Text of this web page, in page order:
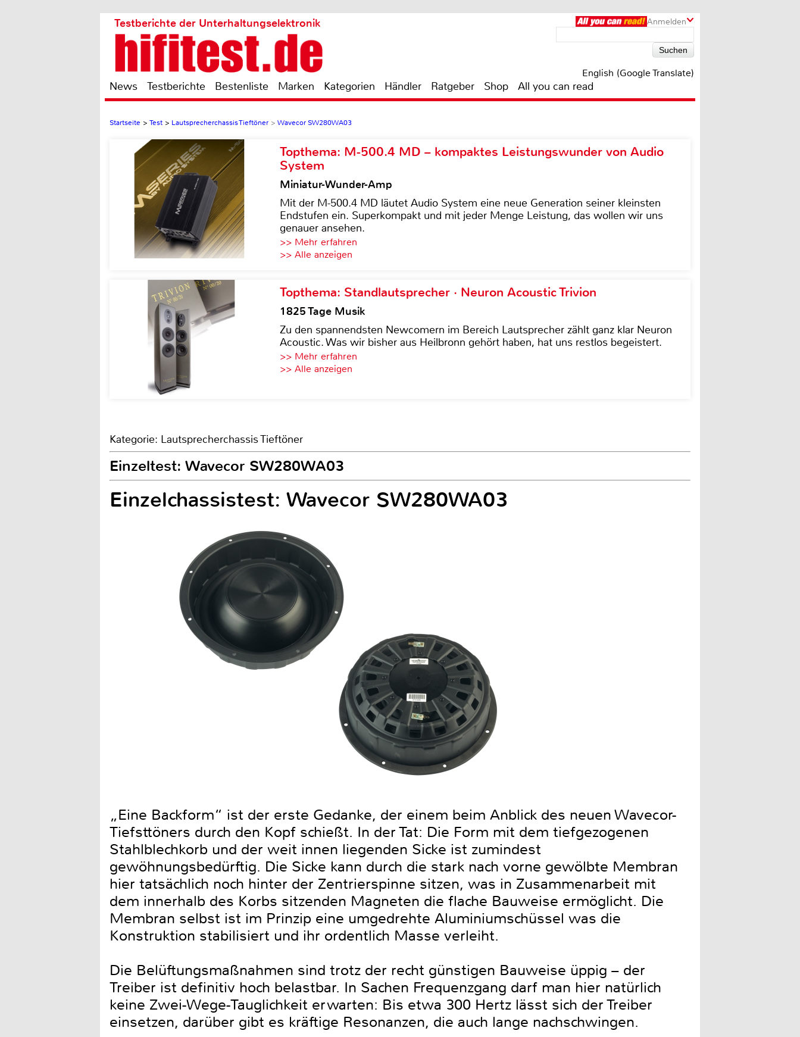
Anmelden
Testberichte der Unterhaltungselektronik
English (Google Translate)
News Testberichte Bestenliste Marken Kategorien Händler Ratgeber Shop All you can read
Startseite > Test > Lautsprecherchassis Tieftöner > Wavecor SW280WA03
Topthema: M-500.4 MD – kompaktes Leistungswunder von Audio
System
Miniatur-Wunder-Amp
Mit der M-500.4 MD läutet Audio System eine neue Generation seiner kleinsten
Endstufen ein. Superkompakt und mit jeder Menge Leistung, das wollen wir uns
genauer ansehen.
>> Mehr erfahren
>> Alle anzeigen
Topthema: Standlautsprecher · Neuron Acoustic Trivion
1825 Tage Musik
Zu den spannendsten Newcomern im Bereich Lautsprecher zählt ganz klar Neuron
Acoustic. Was wir bisher aus Heilbronn gehört haben, hat uns restlos begeistert.
>> Mehr erfahren
>> Alle anzeigen
Kategorie: Lautsprecherchassis Tieftöner
Einzeltest: Wavecor SW280WA03
Einzelchassistest: Wavecor SW280WA03
„Eine Backform“ ist der erste Gedanke, der einem beim Anblick des neuen Wavecor-
Tiefsttöners durch den Kopf schießt. In der Tat: Die Form mit dem tiefgezogenen
Stahlblechkorb und der weit innen liegenden Sicke ist zumindest
gewöhnungsbedürftig. Die Sicke kann durch die stark nach vorne gewölbte Membran
hier tatsächlich noch hinter der Zentrierspinne sitzen, was in Zusammenarbeit mit
dem innerhalb des Korbs sitzenden Magneten die flache Bauweise ermöglicht. Die
Membran selbst ist im Prinzip eine umgedrehte Aluminiumschüssel was die
Konstruktion stabilisiert und ihr ordentlich Masse verleiht.
Die Belüftungsmaßnahmen sind trotz der recht günstigen Bauweise üppig – der
Treiber ist definitiv hoch belastbar. In Sachen Frequenzgang darf man hier natürlich
keine Zwei-Wege-Tauglichkeit erwarten: Bis etwa 300 Hertz lässt sich der Treiber
einsetzen, darüber gibt es kräftige Resonanzen, die auch lange nachschwingen.